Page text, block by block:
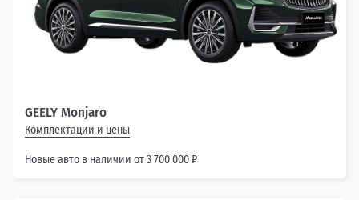
GEELY Monjaro
Комплектации и цены
Новые авто в наличии от 3 700 000 ₽